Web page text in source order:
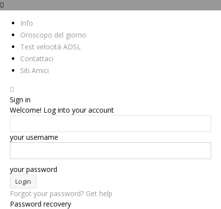
Info
Oroscopo del giorno
Test velocità ADSL
Contattaci
Siti Amici
Sign in
Welcome! Log into your account
your username
your password
Forgot your password? Get help
Password recovery